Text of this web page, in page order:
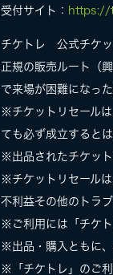
受付サイト： https://
チケトレ 公式チケッ
正規の販売ルート（
で来場が困難になっ
※チケットリセール
ても必ず成立するとは
※出品されたチケット
※チケットリセールは
不利益その他のトラ
※ご利用には「チケト
※出品・購入ともに
※「チケトレ」のご